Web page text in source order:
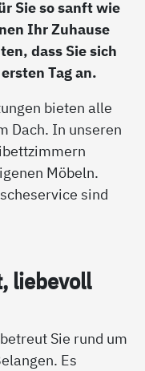
Sie so sanft wie
Ihr Zuhause
dass Sie sich
Tag an.
bieten alle
Dach. In unseren
Möbeln.
sind
lie­be­voll
Sie rund um
Es